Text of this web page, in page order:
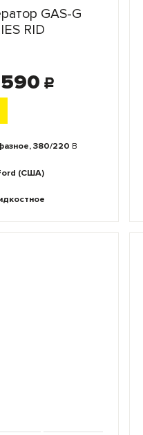
GAS-G
RID
c
380/220 В
(США)